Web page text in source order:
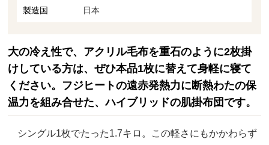
製造国 日本
大の冷え性で、アクリル毛布を重石のように2枚掛
けしている方は、ぜひ本品1枚に替えて身軽に寝て
ください。フジヒートの遠赤発熱力に断熱わたの保
温力を組み合せた、ハイブリッドの肌掛布団です。
シングル1枚でたった1.7キロ。この軽さにもかかわらず